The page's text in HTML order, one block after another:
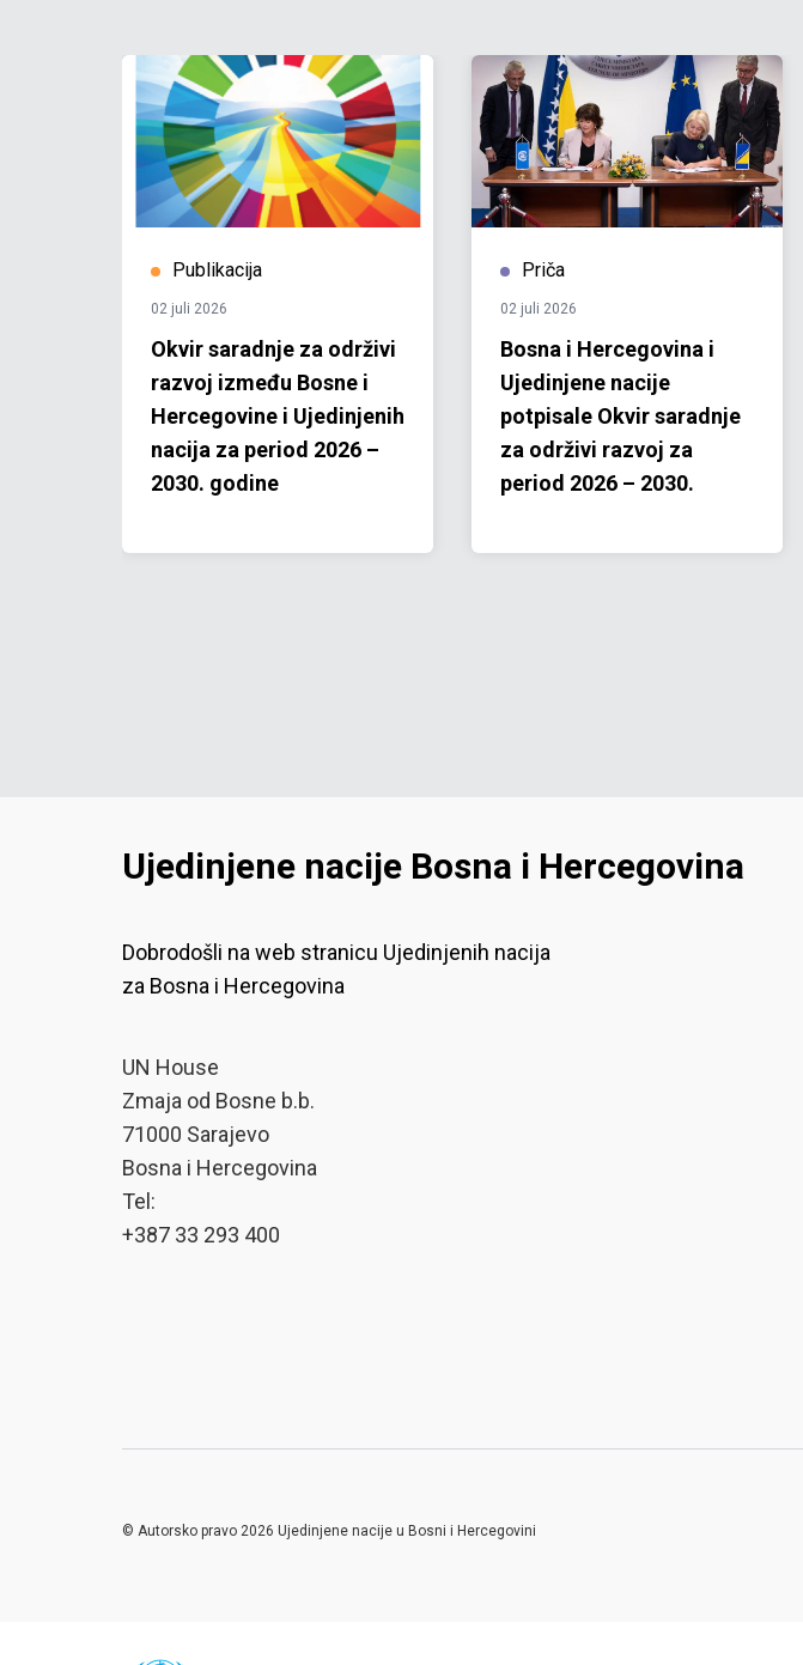
Publikacija
02 juli 2026
Okvir saradnje za održivi
razvoj između Bosne i
Hercegovine i Ujedinjenih
nacija za period 2026 –
2030. godine
Priča
02 juli 2026
Bosna i Hercegovina i
Ujedinjene nacije
potpisale Okvir saradnje
za održivi razvoj za
period 2026 – 2030.
Ujedinjene nacije Bosna i Hercegovina
Dobrodošli na web stranicu Ujedinjenih nacija
za Bosna i Hercegovina
UN House
Zmaja od Bosne b.b.
71000 Sarajevo
Bosna i Hercegovina
Tel:
+387 33 293 400
© Autorsko pravo 2026 Ujedinjene nacije u Bosni i Hercegovini